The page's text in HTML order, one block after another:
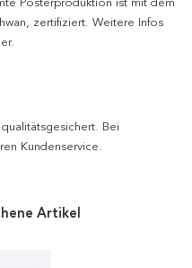
Posterproduktion ist mit dem
zertifiziert. Weitere Infos
Bei
Kundenservice.
Artikel